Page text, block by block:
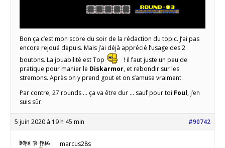
Bon ça c’est mon score du soir de la rédaction du topic. J’ai pas
encore rejoué depuis. Mais j’ai déjà apprécié l’usage des 2
boutons. La jouabilité est Top
! il faut juste un peu de
pratique pour manier le Diskarmor, et rebondir sur les
stremons. Après on y prend gout et on s’amuse vraiment.
Par contre, 27 rounds … ça va être dur … sauf pour toi Foul, j’en
suis sûr.
5 juin 2020 à 19 h 45 min #90742
marcus28s